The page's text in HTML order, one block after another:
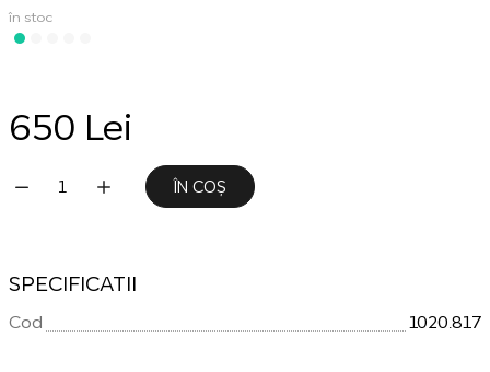
în stoc
650 Lei
ÎN COȘ
SPECIFICATII
Cod 1020.817